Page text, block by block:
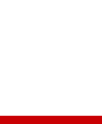
2009